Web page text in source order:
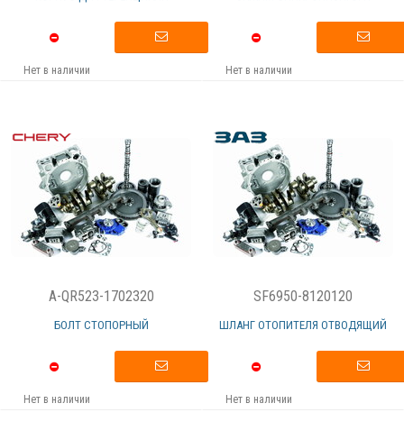
Нет в наличии Нет в наличии
A-QR523-1702320
БОЛТ СТОПОРНЫЙ
Нет в наличии
SF6950-8120120
ШЛАНГ ОТОПИТЕЛЯ ОТВОДЯЩИЙ
Нет в наличии